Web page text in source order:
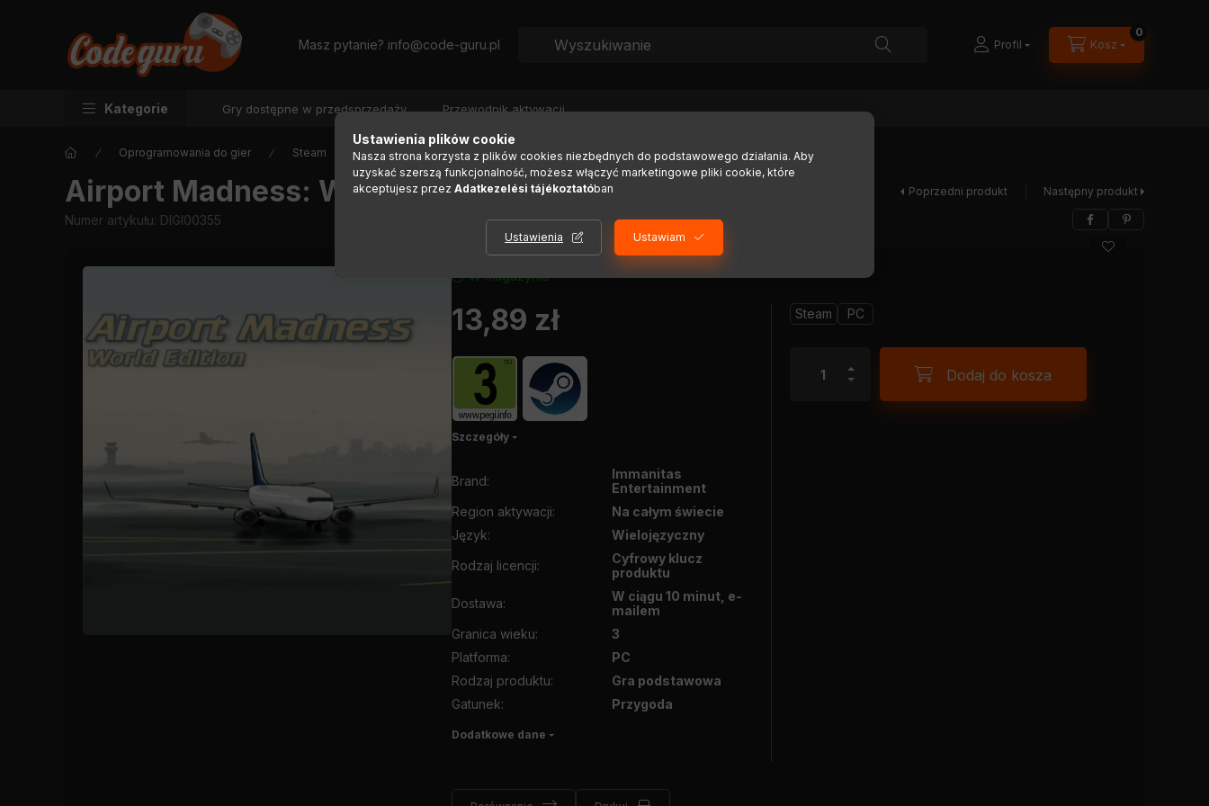
Masz pytanie? info@code-guru.pl Profil Kosz
0
Kategorie Gry dostępne w przedsprzedaży Przewodnik aktywacji
Oprogramowania do gier Steam
Poprzedni produkt Następny produkt
Airport Madness: World Edition
Numer artykułu: DIGI00355
W magazynie
13,89 zł
Szczegóły
Brand:
Immanitas
Entertainment
Region aktywacji:
Na całym świecie
Język:
Wielojęzyczny
Rodzaj licencji:
Cyfrowy klucz
produktu
Dostawa:
W ciągu 10 minut, e-
mailem
Granica wieku:
3
Platforma:
PC
Rodzaj produktu:
Gra podstawowa
Gatunek: Przygoda
Dodatkowe dane
Steam PC
Dodaj do kosza
Ustawienia plików cookie
Nasza strona korzysta z plików cookies niezbędnych do podstawowego działania. Aby
uzyskać szerszą funkcjonalność, możesz włączyć marketingowe pliki cookie, które
akceptujesz przez Adatkezelési tájékoztatóban
Ustawienia Ustawiam